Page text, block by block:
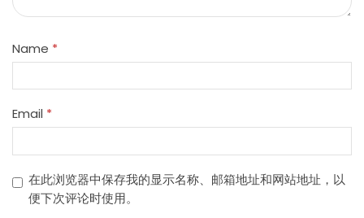
Name *
Email *
在此浏览器中保存我的显示名称、邮箱地址和网站地址，以
便下次评论时使用。